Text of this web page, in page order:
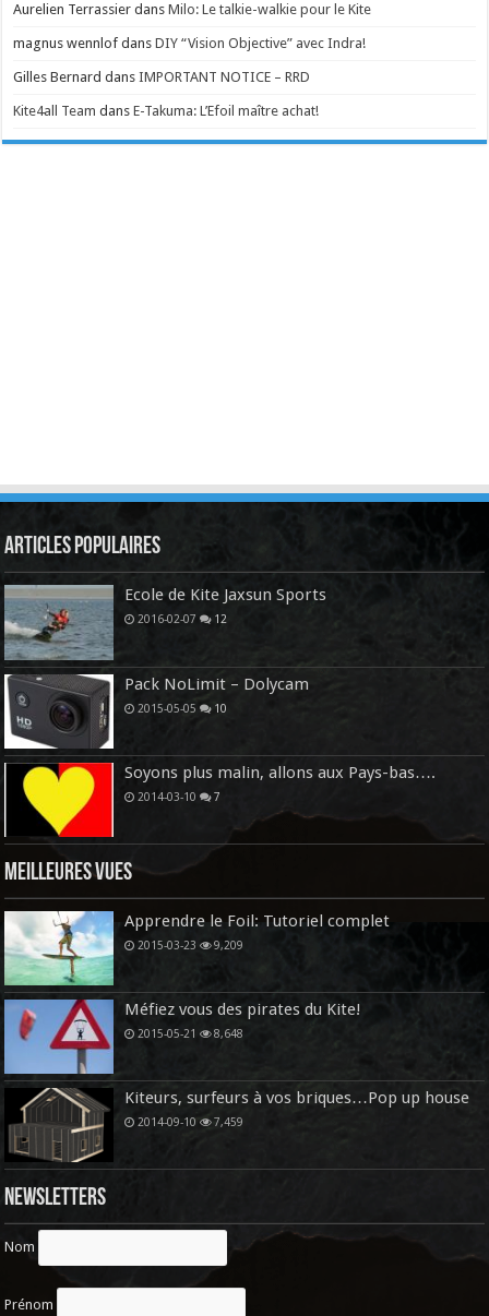
Aurelien Terrassier dansMilo: Le talkie-walkie pour le Kite
magnus wennlof dansDIY “Vision Objective” avec Indra!
Gilles Bernard dansIMPORTANT NOTICE – RRD
Kite4all Team dansE-Takuma: L’Efoil maître achat!
Articles Populaires
Ecole de Kite Jaxsun Sports
2016-02-07 12
Pack NoLimit – Dolycam
2015-05-05 10
Soyons plus malin, allons aux Pays-bas….
2014-03-10 7
Meilleures vues
Apprendre le Foil: Tutoriel complet
2015-03-23 9,209
Méfiez vous des pirates du Kite!
2015-05-21 8,648
Kiteurs, surfeurs à vos briques…Pop up house
2014-09-10 7,459
Newsletters
Nom
Prénom